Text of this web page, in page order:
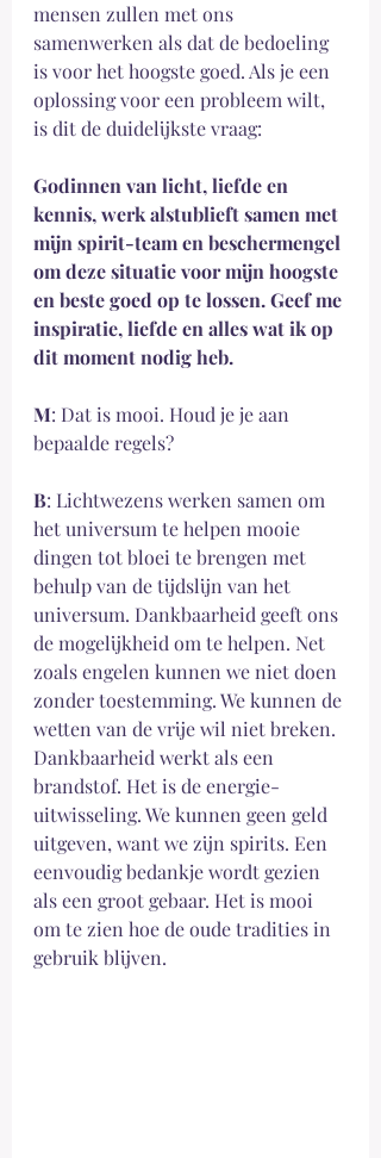
mensen zullen met ons
samenwerken als dat de bedoeling
is voor het hoogste goed. Als je een
oplossing voor een probleem wilt,
is dit de duidelijkste vraag:
Godinnen van licht, liefde en
kennis, werk alstublieft samen met
mijn spirit-team en beschermengel
om deze situatie voor mijn hoogste
en beste goed op te lossen. Geef me
inspiratie, liefde en alles wat ik op
dit moment nodig heb.
M: Dat is mooi. Houd je je aan
bepaalde regels?
B: Lichtwezens werken samen om
het universum te helpen mooie
dingen tot bloei te brengen met
behulp van de tijdslijn van het
universum. Dankbaarheid geeft ons
de mogelijkheid om te helpen. Net
zoals engelen kunnen we niet doen
zonder toestemming. We kunnen de
wetten van de vrije wil niet breken.
Dankbaarheid werkt als een
brandstof. Het is de energie-
uitwisseling. We kunnen geen geld
uitgeven, want we zijn spirits. Een
eenvoudig bedankje wordt gezien
als een groot gebaar. Het is mooi
om te zien hoe de oude tradities in
gebruik blijven.